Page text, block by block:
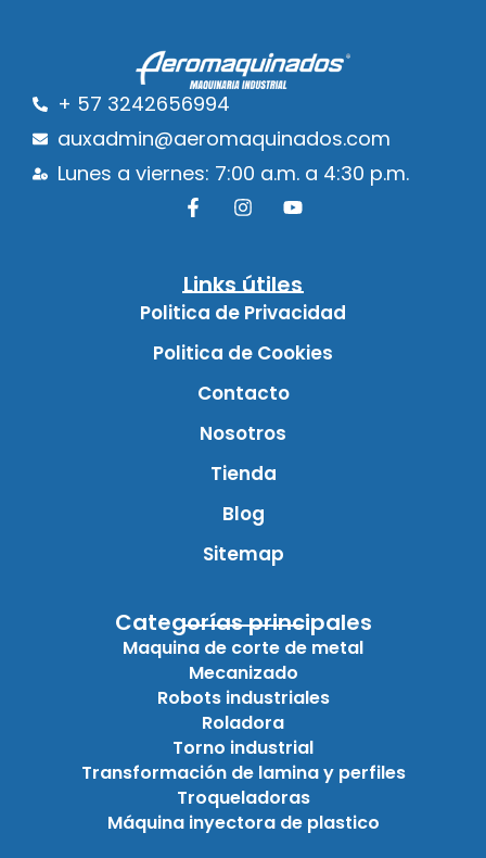
+ 57 3242656994
auxadmin@aeromaquinados.com
Lunes a viernes: 7:00 a.m. a 4:30 p.m.
Links útiles
Politica de Privacidad
Politica de Cookies
Contacto
Nosotros
Tienda
Blog
Sitemap
Categorías principales
Maquina de corte de metal
Mecanizado
Robots industriales
Roladora
Torno industrial
Transformación de lamina y perfiles
Troqueladoras
Máquina inyectora de plastico